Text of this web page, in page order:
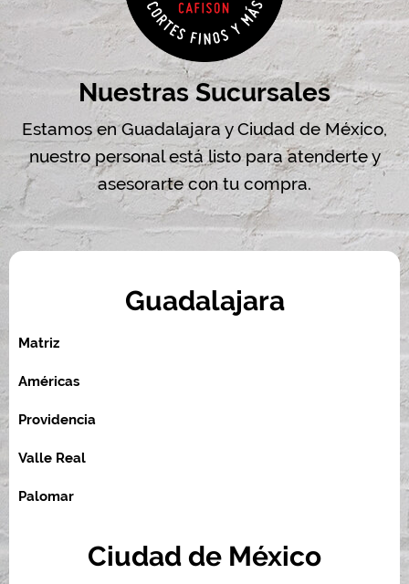
Nuestras Sucursales
Estamos en Guadalajara y Ciudad de México,
nuestro personal está listo para atenderte y
asesorarte con tu compra.
Guadalajara
Matriz
Américas
Providencia
Valle Real
Palomar
Ciudad de México